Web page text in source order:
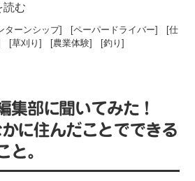
読む
ターンシップ] [ペーパードライバー] [仕
[草刈り] [農業体験] [釣り]
集部に聞いてみた！
に住んだことでできる
と。